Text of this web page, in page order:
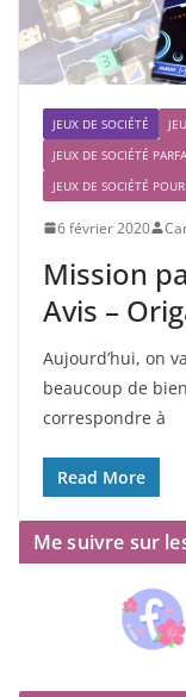
JEUX DE SOCIÉTÉ
JEUX DE SOCIÉTÉ
JEUX DE SOCIÉTÉ
6 février 2020
Mission
Avis –
Aujourd’hui, on
beaucoup de
correspondre à
Read More
Me suivre sur